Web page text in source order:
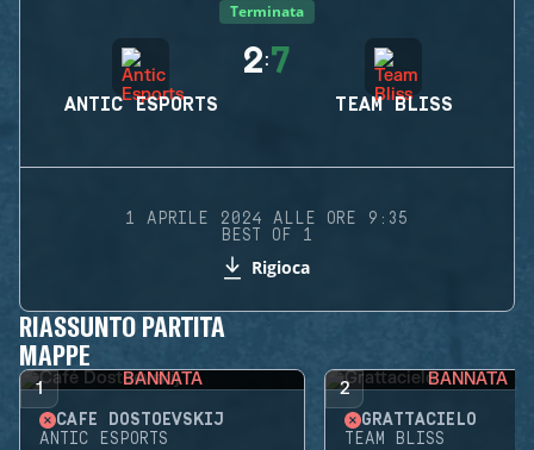
Terminata
ANTIC ESPORTS
2:7
TEAM BLISS
1 APRILE 2024 ALLE ORE 9:35
BEST OF 1
Rigioca
RIASSUNTO PARTITA
MAPPE
1 BANNATA
CAFÉ DOSTOEVSKIJ
ANTIC ESPORTS
2 BANNATA
GRATTACIELO
TEAM BLISS